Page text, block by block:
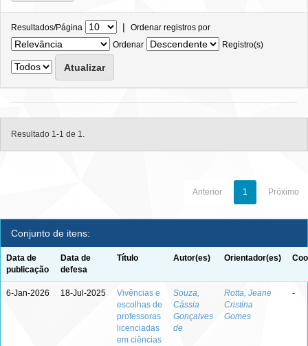
Resultados/Página | Ordenar registros por
Ordenar
Registro(s)
Resultado 1-1 de 1.
Anterior 1 Próximo
Conjunto de itens:
Data de
publicação
Data de
defesa
Título Autor(es) Orientador(es)
6-Jan-2026 18-Jul-2025
Vivências e
escolhas de
professoras
licenciadas
em ciências
Souza,
Cássia
Gonçalves
de
Rotta, Jeane
Cristina
Gomes
-